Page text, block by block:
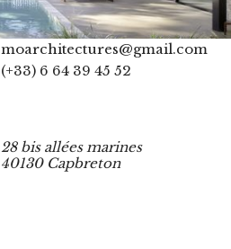
moarchitectures@gmail.com
(+33) 6 64 39 45 52
28 bis allées marines
40130 Capbreton